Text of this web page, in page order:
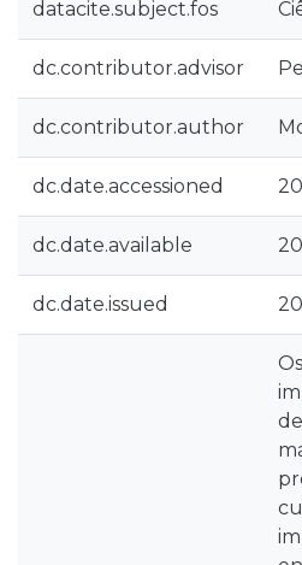
datacite.subject.fos
dc.contributor.advisor
dc.contributor.author
dc.date.accessioned
dc.date.available
dc.date.issued